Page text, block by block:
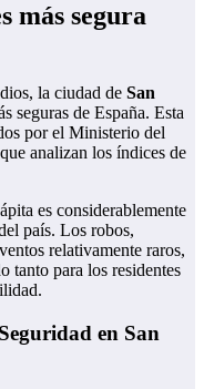
más segura
la ciudad de San
seguras de España. Esta
por el Ministerio del
analizan los índices de
es considerablemente
país. Los robos,
relativamente raros,
tanto para los residentes
en San